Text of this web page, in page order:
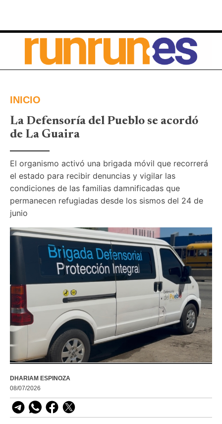
INICIO
La Defensoría del Pueblo se acordó
de La Guaira
El organismo activó una brigada móvil que recorrerá
el estado para recibir denuncias y vigilar las
condiciones de las familias damnificadas que
permanecen refugiadas desde los sismos del 24 de
junio
DHARIAM ESPINOZA
08/07/2026